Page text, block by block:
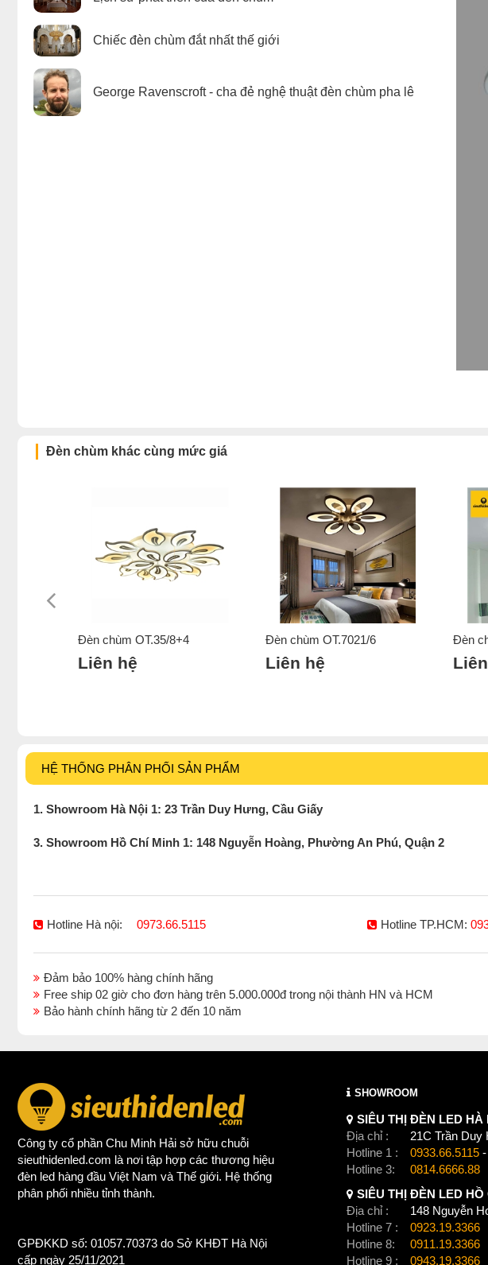
Chiếc đèn chùm đắt nhất thế giới
George Ravenscroft - cha đẻ nghệ thuật đèn chùm pha lê
Xem
Đèn chùm khác cùng mức giá
Đèn chùm OT.35/8+4
Liên hệ
Đèn chùm OT.7021/6
Liên hệ
Đèn
HỆ THỐNG PHÂN PHỐI SẢN PHẨM
1. Showroom Hà Nội 1: 23 Trần Duy Hưng, Cầu Giấy
3. Showroom Hồ Chí Minh 1: 148 Nguyễn Hoàng, Phường An Phú, Quận 2
Hotline Hà nội: 0973.66.5115 Hotline TP.HCM:
Đảm bảo 100% hàng chính hãng
Free ship 02 giờ cho đơn hàng trên 5.000.000đ trong nội thành HN và HCM
Bảo hành chính hãng từ 2 đến 10 năm
Công ty cổ phần Chu Minh Hải sở hữu chuỗi
sieuthidenled.com là nơi tập hợp các thương hiệu
đèn led hàng đầu Việt Nam và Thế giới. Hệ thống
phân phối nhiều tỉnh thành.
GPĐKKD số: 01057.70373 do Sở KHĐT Hà Nội
cấp ngày 25/11/2021
SHOWROOM
SIÊU THỊ ĐÈN LED HÀ
Địa chỉ :
21C Trần Duy
Hotline 1 :
0933.66.5115
Hotline 3:
0814.6666.88
SIÊU THỊ ĐÈN LED HỒ
Địa chỉ :
148 Nguyễn
Hotline 7 :
0923.19.3366
Hotline 8:
0911.19.3366
Hotline 9 :
0943.19.3366